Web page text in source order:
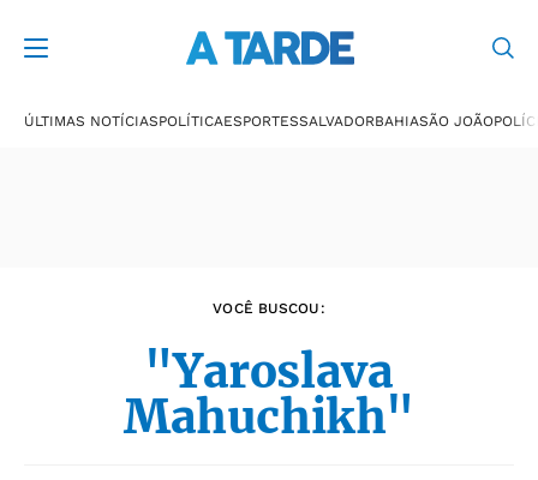
ÚLTIMAS NOTÍCIASPOLÍTICAESPORTESSALVADORBAHIASÃO JOÃO
VOCÊ BUSCOU:
"Yaroslava
Mahuchikh"